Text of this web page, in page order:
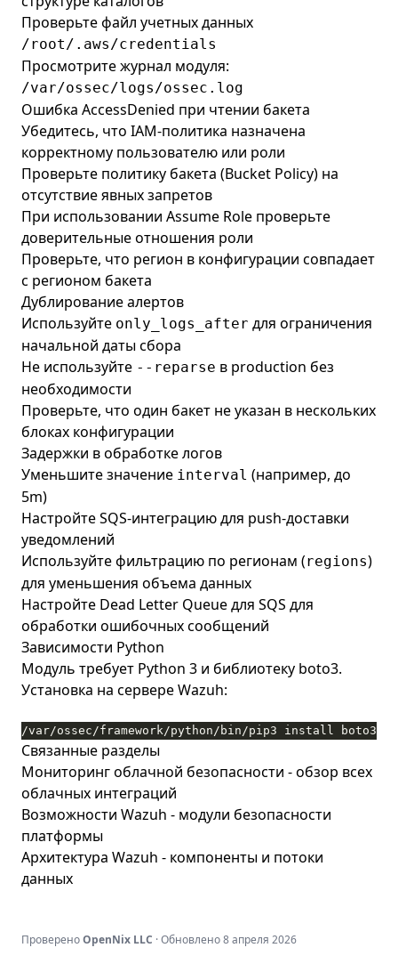
Проверьте файл учетных данных
/root/.aws/credentials
Просмотрите журнал модуля:
/var/ossec/logs/ossec.log
Ошибка AccessDenied при чтении бакета
Убедитесь, что IAM-политика назначена
корректному пользователю или роли
Проверьте политику бакета (Bucket Policy) на
отсутствие явных запретов
При использовании Assume Role проверьте
доверительные отношения роли
Проверьте, что регион в конфигурации совпадает
с регионом бакета
Дублирование алертов
Используйте only_logs_after для ограничения
начальной даты сбора
Не используйте --reparse в production без
необходимости
Проверьте, что один бакет не указан в нескольких
блоках конфигурации
Задержки в обработке логов
Уменьшите значение interval (например, до
5m)
Настройте SQS-интеграцию для push-доставки
уведомлений
Используйте фильтрацию по регионам (regions)
для уменьшения объема данных
Настройте Dead Letter Queue для SQS для
обработки ошибочных сообщений
Зависимости Python
Модуль требует Python 3 и библиотеку boto3.
Установка на сервере Wazuh:
/var/ossec/framework/python/bin/pip3 install boto3
Связанные разделы
Мониторинг облачной безопасности - обзор всех
облачных интеграций
Возможности Wazuh - модули безопасности
платформы
Архитектура Wazuh - компоненты и потоки
данных
ПровереноOpenNix LLC · Обновлено8 апреля 2026